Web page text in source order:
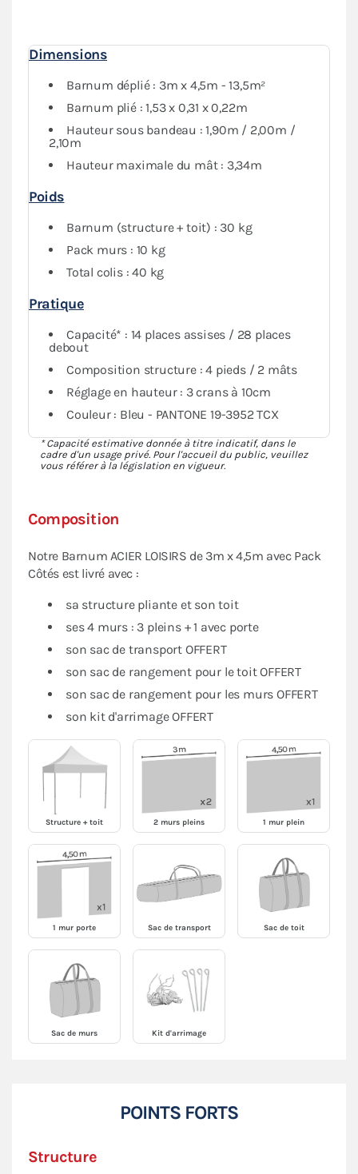
Composition
Notre Barnum ACIER LOISIRS de 3m x 4,5m avec Pack
Côtés est livré avec :
sa structure pliante et son toit
ses 4 murs : 3 pleins + 1 avec porte
son sac de transport OFFERT
son sac de rangement pour le toit OFFERT
son sac de rangement pour les murs OFFERT
son kit d'arrimage OFFERT
Structure + toit 2 murs pleins 1 mur plein
1 mur porte Sac de transport Sac de toit
Sac de murs Kit d'arrimage
Dimensions
Barnum déplié : 3m x 4,5m - 13,5m²
Barnum plié : 1,53 x 0,31 x 0,22m
Hauteur sous bandeau : 1,90m / 2,00m /
2,10m
Hauteur maximale du mât : 3,34m
Poids
Barnum (structure + toit) : 30 kg
Pack murs : 10 kg
Total colis : 40 kg
Pratique
Capacité* : 14 places assises / 28 places
debout
Composition structure : 4 pieds / 2 mâts
Réglage en hauteur : 3 crans à 10cm
Couleur : Bleu - PANTONE 19-3952 TCX
* Capacité estimative donnée à titre indicatif, dans le
cadre d'un usage privé. Pour l'accueil du public, veuillez
vous référer à la législation en vigueur.
POINTS FORTS
Structure